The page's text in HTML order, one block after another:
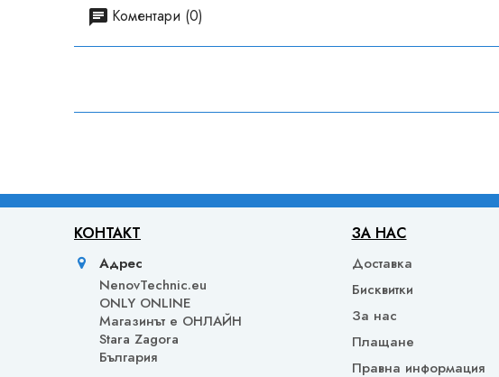
Коментари (0)
КОНТАКТ
Адрес
NenovTechnic.eu
ONLY ONLINE
Mагазинът е ОНЛАЙН
Stara Zagora
България
ЗА НАС
Доставка
Бисквитки
За нас
Плащане
Правна информация